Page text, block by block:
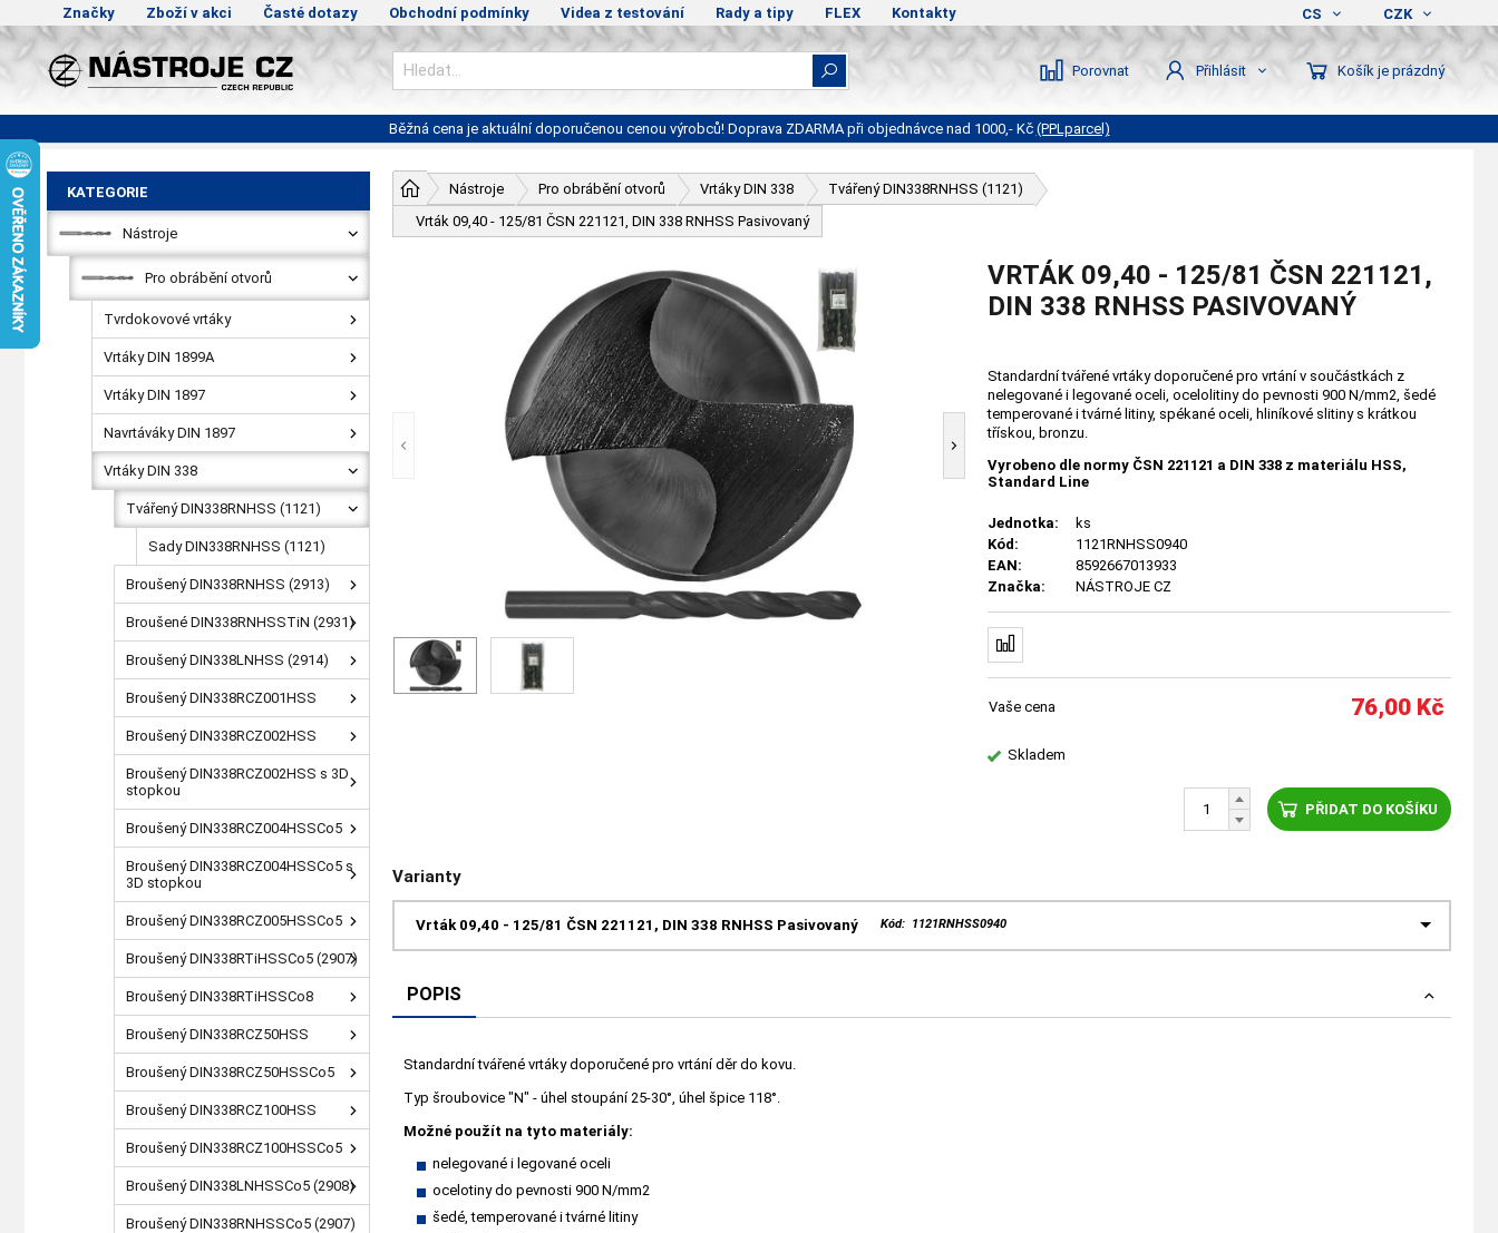
Značky Zboží v akci Časté dotazy Obchodní podmínky Videa z testování Rady a tipy FLEX Kontakty CS CZK
Porovnat Přihlásit Košík je prázdný
Běžná cena je aktuální doporučenou cenou výrobců! Doprava ZDARMA při objednávce nad 1000,- Kč (PPLparcel)
Nástroje Pro obrábění otvorů Vrtáky DIN 338
Tvářený DIN338RNHSS (1121)
Vrták 09,40 - 125/81 ČSN 221121, DIN 338 RNHSS Pasivovaný
VRTÁK 09,40 - 125/81 ČSN 221121,
DIN 338 RNHSS PASIVOVANÝ
Standardní tvářené vrtáky doporučené pro vrtání v součástkách z
nelegované i legované oceli, ocelolitiny do pevnosti 900 N/mm2, šedé
temperované i tvárné litiny, spékané oceli, hliníkové slitiny s krátkou
třískou, bronzu.
Vyrobeno dle normy ČSN 221121 a DIN 338 z materiálu HSS,
Standard Line
Jednotka:
ks
Kód:
1121RNHSS0940
EAN:
8592667013933
Značka:
NÁSTROJE CZ
Vaše cena 76,00Kč
Skladem
PŘIDAT DO KOŠÍKU
Varianty
Vrták 09,40 - 125/81 ČSN 221121, DIN 338 RNHSS Pasivovaný Kód: 1121RNHSS0940
POPIS
Standardní tvářené vrtáky doporučené pro vrtání děr do kovu.
Typ šroubovice "N" - úhel stoupání 25-30°, úhel špice 118°.
Možné použít na tyto materiály:
nelegované i legované oceli
ocelotiny do pevnosti 900 N/mm2
šedé, temperované i tvárné litiny
KATEGORIE
Nástroje
Pro obrábění otvorů
Tvrdokovové vrtáky
Vrtáky DIN 1899A
Vrtáky DIN 1897
Navrtáváky DIN 1897
Vrtáky DIN 338
Tvářený DIN338RNHSS (1121)
Sady DIN338RNHSS (1121)
Broušený DIN338RNHSS (2913)
Broušené DIN338RNHSSTiN (2931)
Broušený DIN338LNHSS (2914)
Broušený DIN338RCZ001HSS
Broušený DIN338RCZ002HSS
Broušený DIN338RCZ002HSS s 3D
stopkou
Broušený DIN338RCZ004HSSCo5
Broušený DIN338RCZ004HSSCo5 s
3D stopkou
Broušený DIN338RCZ005HSSCo5
Broušený DIN338RTiHSSCo5 (2907)
Broušený DIN338RTiHSSCo8
Broušený DIN338RCZ50HSS
Broušený DIN338RCZ50HSSCo5
Broušený DIN338RCZ100HSS
Broušený DIN338RCZ100HSSCo5
Broušený DIN338LNHSSCo5 (2908)
Broušený DIN338RNHSSCo5 (2907)